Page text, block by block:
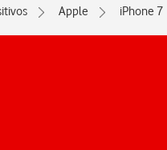
Apple iPhone 7